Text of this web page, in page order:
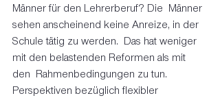
Männer für den Lehrerberuf? Die  Männer
sehen anscheinend keine Anreize, in der
Schule tätig zu werden.  Das hat weniger
mit den belastenden Reformen als mit
den  Rahmenbedingungen zu tun.
Perspektiven bezüglich flexibler